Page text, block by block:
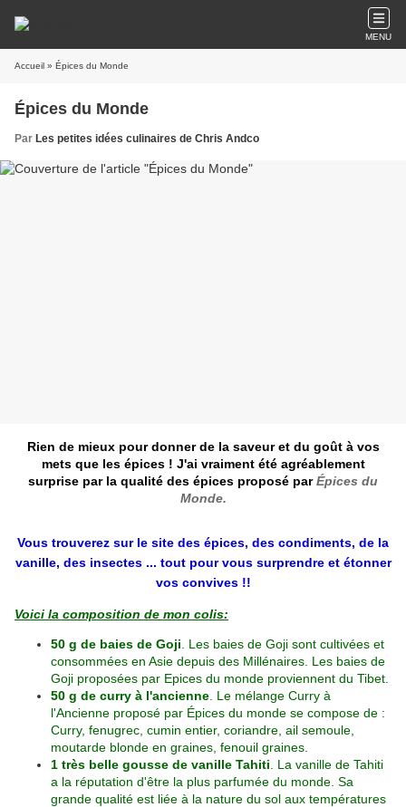
MENU
Accueil » Épices du Monde
Épices du Monde
Par Les petites idées culinaires de Chris Andco
Rien de mieux pour donner de la saveur et du goût à vos
mets que les épices ! J'ai vraiment été agréablement
surprise par la qualité des épices proposé parÉpices du
Monde.
Vous trouverez sur le site des épices, des condiments, de la
vanille, des insectes ... tout pour vous surprendre et étonner
vos convives !!
Voici la composition de mon colis:
50 g de baies de Goji . Les baies de Goji sont cultivées et
consommées en Asie depuis des Millénaires. Les baies de
Goji proposées par Epices du monde proviennent du Tibet.
50 g de curry à l'ancienne . Le mélange Curry à
l'Ancienne proposé par Épices du monde se compose de :
Curry, fenugrec, cumin entier, coriandre, ail semoule,
moutarde blonde en graines, fenouil graines.
1 très belle gousse de vanille Tahiti . La vanille de Tahiti
a la réputation d'être la plus parfumée du monde. Sa
grande qualité est liée à la nature du sol aux températures